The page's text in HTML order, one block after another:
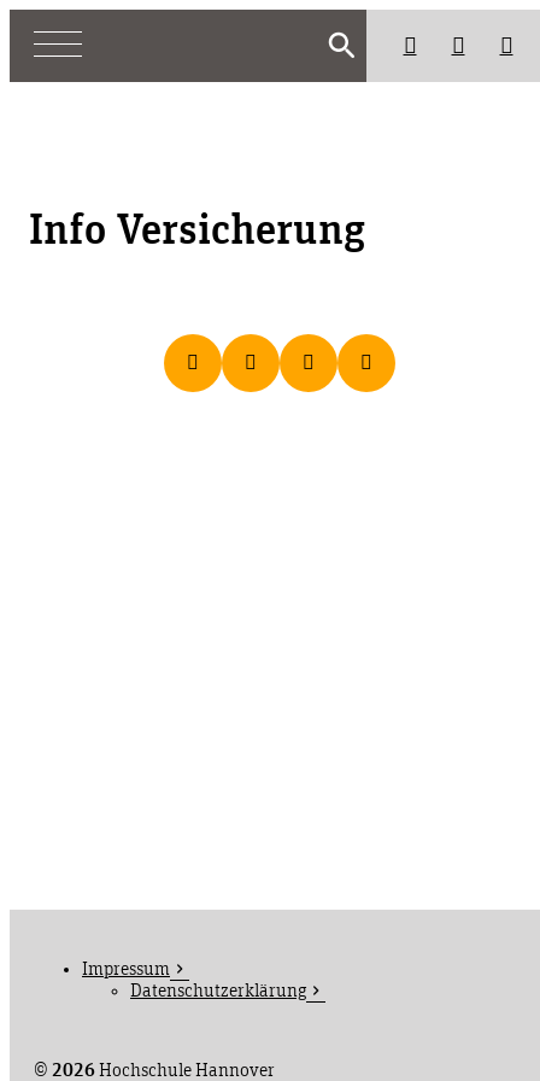
search
Info Versicherung
© 2026Hochschule Hannover
Impressum
Datenschutzerklärung